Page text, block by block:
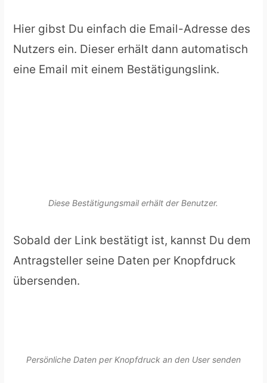
Hier gibst Du einfach die Email-Adresse des
Nutzers ein. Dieser erhält dann automatisch
eine Email mit einem Bestätigungslink.
Diese Bestätigungsmail erhält der Benutzer.
Sobald der Link bestätigt ist, kannst Du dem
Antragsteller seine Daten per Knopfdruck
übersenden.
Persönliche Daten per Knopfdruck an den User senden